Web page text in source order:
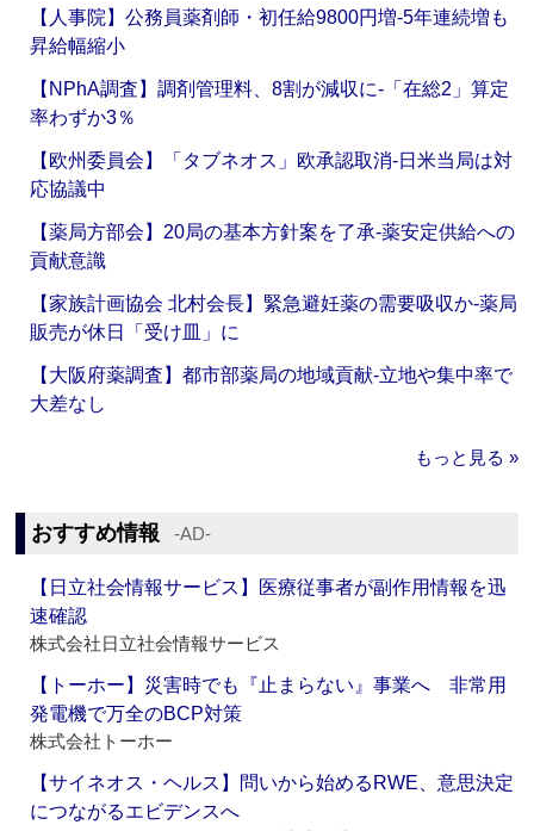
【人事院】公務員薬剤師・初任給9800円増‐5年連続増も
昇給幅縮小
【NPhA調査】調剤管理料、8割が減収に‐「在総2」算定
率わずか3％
【欧州委員会】「タブネオス」欧承認取消‐日米当局は対
応協議中
【薬局方部会】20局の基本方針案を了承‐薬安定供給への
貢献意識
【家族計画協会 北村会長】緊急避妊薬の需要吸収か‐薬局
販売が休日「受け皿」に
【大阪府薬調査】都市部薬局の地域貢献‐立地や集中率で
大差なし
もっと見る »
おすすめ情報 ‐AD‐
【日立社会情報サービス】医療従事者が副作用情報を迅
速確認
株式会社日立社会情報サービス
【トーホー】災害時でも『止まらない』事業へ 非常用
発電機で万全のBCP対策
株式会社トーホー
【サイネオス・ヘルス】問いから始めるRWE、意思決定
につながるエビデンスへ